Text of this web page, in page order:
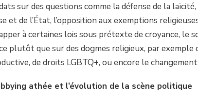
sur des questions comme la défense de la
et de l’État, l’opposition aux exemptions
à certaines lois sous prétexte de croyance, le
plutôt que sur des dogmes religieux, par
de droits LGBTQ+, ou encore le
athée et l’évolution de la scène politique